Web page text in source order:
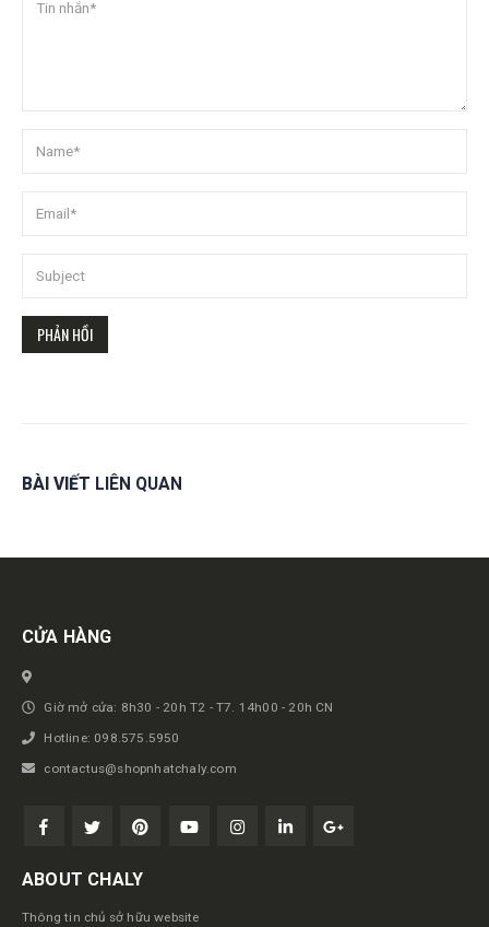
BÀI VIẾT LIÊN QUAN
Get in touch
CỬA HÀNG
Giờ mở cửa: 8h30 - 20h T2 - T7. 14h00 - 20h CN
Hotline: 098.575.5950
contactus@shopnhatchaly.com
ABOUT CHALY
Thông tin chủ sở hữu website